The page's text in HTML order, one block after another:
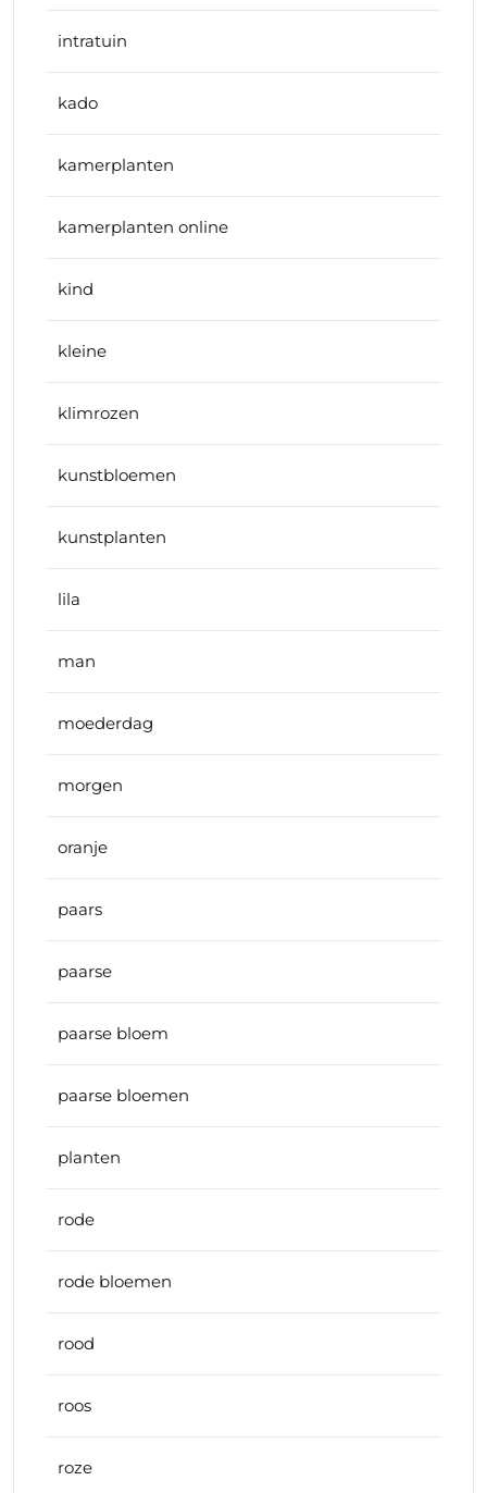
intratuin
kado
kamerplanten
kamerplanten online
kind
kleine
klimrozen
kunstbloemen
kunstplanten
lila
man
moederdag
morgen
oranje
paars
paarse
paarse bloem
paarse bloemen
planten
rode
rode bloemen
rood
roos
roze